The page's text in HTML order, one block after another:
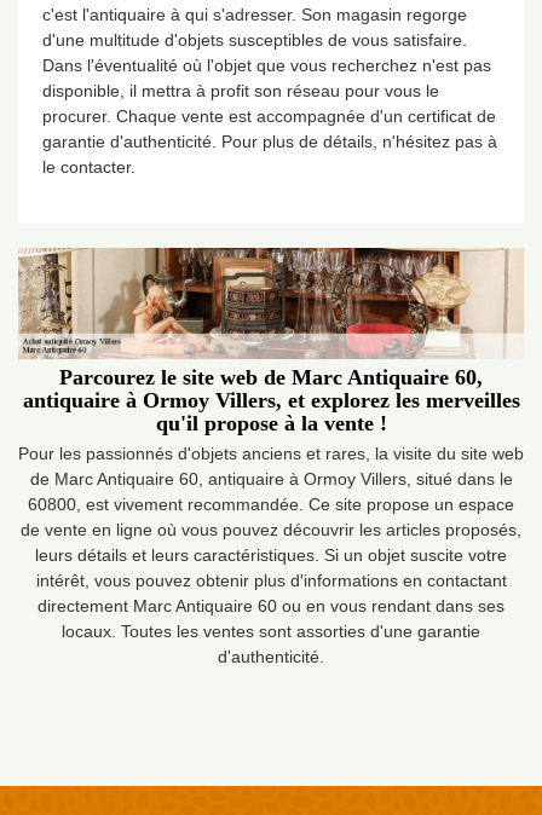
c'est l'antiquaire à qui s'adresser. Son magasin regorge
d'une multitude d'objets susceptibles de vous satisfaire.
Dans l'éventualité où l'objet que vous recherchez n'est pas
disponible, il mettra à profit son réseau pour vous le
procurer. Chaque vente est accompagnée d'un certificat de
garantie d'authenticité. Pour plus de détails, n'hésitez pas à
le contacter.
Parcourez le site web de Marc Antiquaire 60,
antiquaire à Ormoy Villers, et explorez les merveilles
qu'il propose à la vente !
Pour les passionnés d'objets anciens et rares, la visite du site web
de Marc Antiquaire 60, antiquaire à Ormoy Villers, situé dans le
60800, est vivement recommandée. Ce site propose un espace
de vente en ligne où vous pouvez découvrir les articles proposés,
leurs détails et leurs caractéristiques. Si un objet suscite votre
intérêt, vous pouvez obtenir plus d'informations en contactant
directement Marc Antiquaire 60 ou en vous rendant dans ses
locaux. Toutes les ventes sont assorties d'une garantie
d'authenticité.